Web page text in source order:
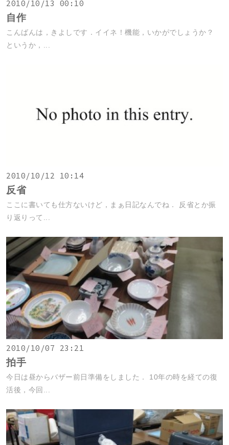
2010/10/13 00:10
自作
こんばんは，きよしです．イイネ！機能，いかがでしょうか？
というか，...
2010/10/12 10:14
反省
ここに書いても仕方ないけど，まぁ日記なんでね． 反省とか振
り返りって...
2010/10/07 23:21
拍手
今日は昼からバザー前日準備をしました． 10年の時を経ての復
活後，今回...